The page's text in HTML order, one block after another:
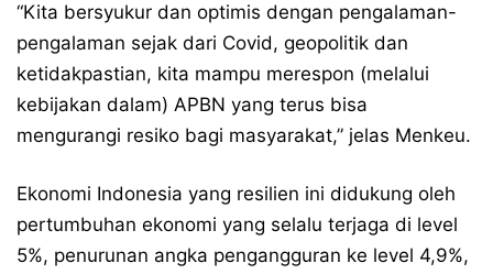
“Kita bersyukur dan optimis dengan pengalaman-
pengalaman sejak dari Covid, geopolitik dan
ketidakpastian, kita mampu merespon (melalui
kebijakan dalam) APBN yang terus bisa
mengurangi resiko bagi masyarakat,” jelas Menkeu.
Ekonomi Indonesia yang resilien ini didukung oleh
pertumbuhan ekonomi yang selalu terjaga di level
5%, penurunan angka pengangguran ke level 4,9%,